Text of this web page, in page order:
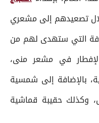
تصعيدهم إلى مشعري
التي ستهدى لهم من
في مشعر منى،
بالإضافة إلى شمسية
حقيبة قماشية